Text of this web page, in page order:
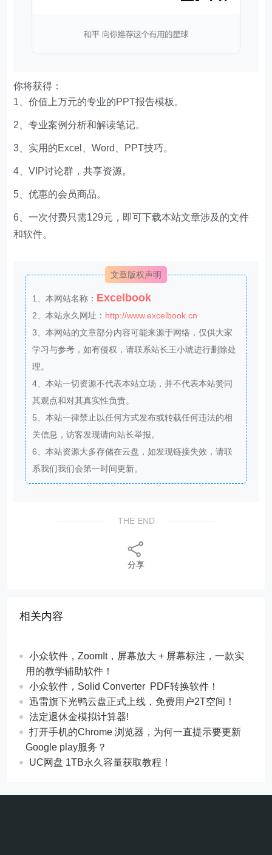
你将获得：
1、价值上万元的专业的PPT报告模板。
2、专业案例分析和解读笔记。
3、实用的Excel、Word、PPT技巧。
4、VIP讨论群，共享资源。
5、优惠的会员商品。
6、一次付费只需129元，即可下载本站文章涉及的文件
和软件。
文章版权声明
1、本网站名称： Excelbook
2、本站永久网址： http://www.excelbook.cn
3、本网站的文章部分内容可能来源于网络，仅供大家
学习与参考，如有侵权，请联系站长王小琥进行删除处
理。
4、本站一切资源不代表本站立场，并不代表本站赞同
其观点和对其真实性负责。
5、本站一律禁止以任何方式发布或转载任何违法的相
关信息，访客发现请向站长举报。
6、本站资源大多存储在云盘，如发现链接失效，请联
系我们我们会第一时间更新。
THE END
分享
相关内容
​​小众软件，ZoomIt，屏幕放大 + 屏幕标注，一款实
用的教学辅助软件！
​​小众软件，Solid Converter PDF转换软件！
迅雷旗下光鸭云盘正式上线，免费用户2T空间！
法定退休金模拟计算器!
打开手机的Chrome 浏览器，为何一直提示要更新
Google play服务？
UC网盘 1TB永久容量获取教程！